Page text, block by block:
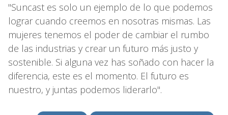
"Suncast es solo un ejemplo de lo que podemos
lograr cuando creemos en nosotras mismas. Las
mujeres tenemos el poder de cambiar el rumbo
de las industrias y crear un futuro más justo y
sostenible. Si alguna vez has soñado con hacer la
diferencia, este es el momento. El futuro es
nuestro, y juntas podemos liderarlo".